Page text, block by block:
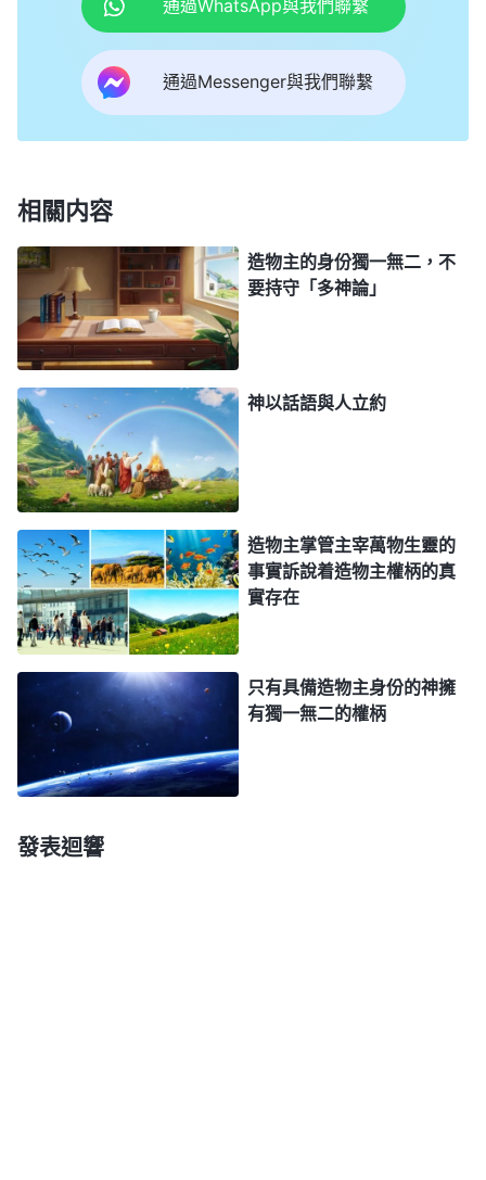
通過WhatsApp與我們聯繫
通過Messenger與我們聯繫
相關内容
造物主的身份獨一無二，不
要持守「多神論」
神以話語與人立約
造物主掌管主宰萬物生靈的
事實訴說着造物主權柄的真
實存在
只有具備造物主身份的神擁
有獨一無二的權柄
發表迴響